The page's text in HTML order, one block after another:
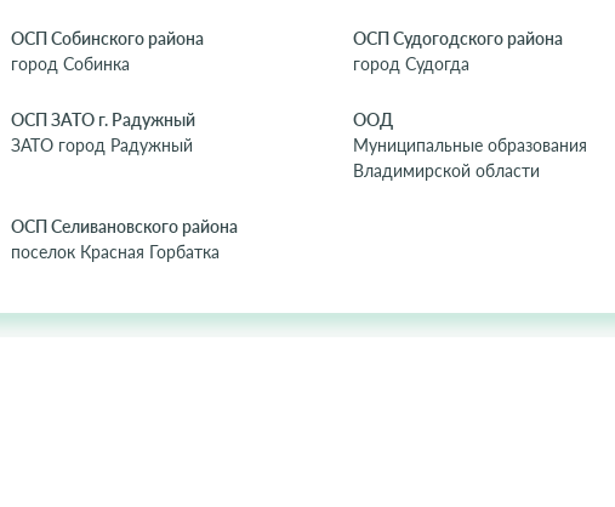
ОСП Собинского района
город Собинка
ОСП Судогодского района
город Судогда
ОСП ЗАТО г. Радужный
ЗАТО город Радужный
ООД
Муниципальные образования
Владимирской области
ОСП Селивановского района
поселок Красная Горбатка